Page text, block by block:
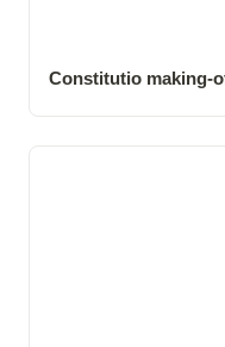
Constitutio making-
Constitutio making-of